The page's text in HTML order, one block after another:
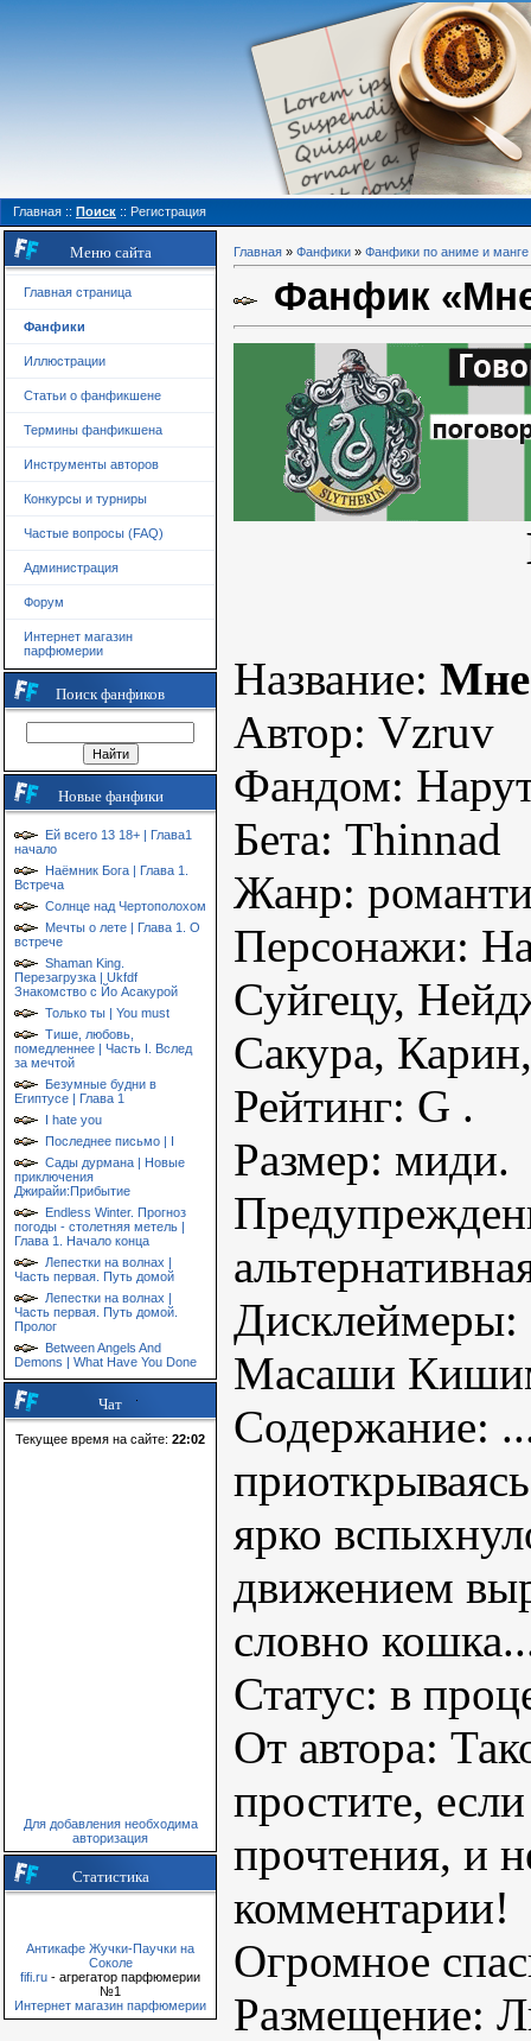
Главная :: Поиск :: Регистрация
Меню сайта
Главная страница
Фанфики
Иллюстрации
Статьи о фанфикшене
Термины фанфикшена
Инструменты авторов
Конкурсы и турниры
Частые вопросы (FAQ)
Администрация
Форум
Интернет магазин
парфюмерии
Поиск фанфиков
Новые фанфики
Ей всего 13 18+ | Глава1
начало
Наёмник Бога | Глава 1.
Встреча
Солнце над Чертополохом
Мечты о лете | Глава 1. О
встрече
Shaman King.
Перезагрузка | Ukfdf
Знакомство с Йо Асакурой
Только ты | You must
Тише, любовь,
помедленнее | Часть I. Вслед
за мечтой
Безумные будни в
Египтусе | Глава 1
I hate you
Последнее письмо | I
Сады дурмана | Новые
приключения
Джирайи:Прибытие
Endless Winter. Прогноз
погоды - столетняя метель |
Глава 1. Начало конца
Лепестки на волнах |
Часть первая. Путь домой
Лепестки на волнах |
Часть первая. Путь домой.
Пролог
Between Angels And
Demons | What Have You Done
Чат
Текущее время на сайте: 22:02
Для добавления необходима
авторизация
Статистика
Антикафе Жучки-Паучки на
Соколе
fifi.ru - агрегатор парфюмерии
№1
Интернет магазин парфюмерии
Главная » Фанфики » Фанфики по аниме и манге
Фанфик
Название: Мне
Автор: Vzruv
Фандом:
Бета: Thinnad
Жанр:
Персонажи:
Суйгецу,
Сакура,
Рейтинг: G .
Размер: миди.
Дисклеймеры:
Масаши
Содержание:
ярко
движением
словно
Статус: в
От автора:
простите,
прочтения, и
комментарии!
Огромное
Размещение: